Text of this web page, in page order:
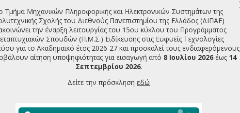
Περισσότερα
Μεταπτυχιακών
Φεβρουάριου 2026
Τμήμα Μηχανικών Πληροφορικής και Ηλεκτρονικών Συστημάτων της
Σχολής του Διεθνούς Πανεπιστημίου της Ελλάδος (ΔΙΠΑΕ)
την έναρξη λειτουργίας του 15ου κύκλου του Προγράμματος
Σπουδών (Π.Μ.Σ.) Ειδίκευσης στις Ευφυείς Τεχνολογίες
για το Ακαδημαϊκό έτος 2026-27 και προσκαλεί τους ενδιαφερόμενους
αίτηση υποψηφιότητας για εισαγωγή από 8 Ιουλίου 2026 έως 14
Σεπτεμβρίου 2026.
Δείτε την πρόσκληση εδώ